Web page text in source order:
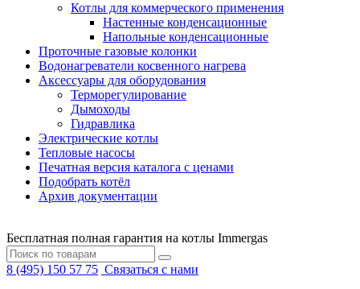
Котлы для коммерческого применения
Настенные конденсационные
Напольные конденсационные
Проточные газовые колонки
Водонагреватели косвенного нагрева
Аксессуары для оборудования
Терморегулирование
Дымоходы
Гидравлика
Электрические котлы
Тепловые насосы
Печатная версия каталога с ценами
Подобрать котёл
Архив документации
Бесплатная полная гарантия на котлы Immergas
8 (495) 150 57 75 Связаться с нами